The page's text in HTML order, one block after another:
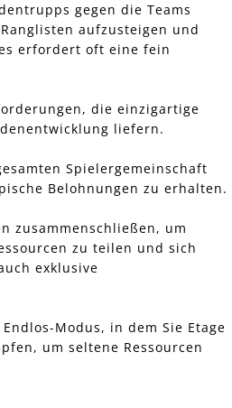
gegen die Teams
aufzusteigen und
erfordert oft eine fein
die einzigartige
liefern.
Spielergemeinschaft
Belohnungen zu erhalten.
zusammenschließen, um
zu teilen und sich
exklusive
Endlos-Modus, in dem Sie Etage
um seltene Ressourcen